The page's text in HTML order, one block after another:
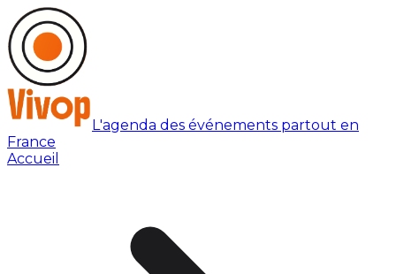
L'agenda des événements partout en
France
Accueil